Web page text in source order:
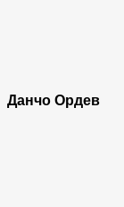
Данчо Ордев